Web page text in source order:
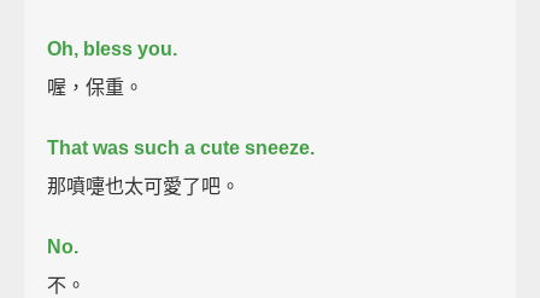
Oh, bless you.
喔，保重。
That was such a cute sneeze.
那噴嚏也太可愛了吧。
No.
不。